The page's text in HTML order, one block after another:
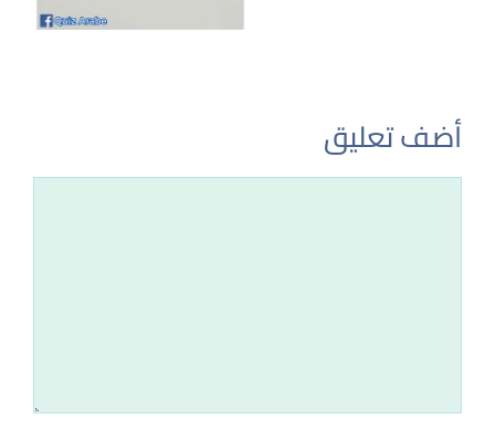
أضف تعليق